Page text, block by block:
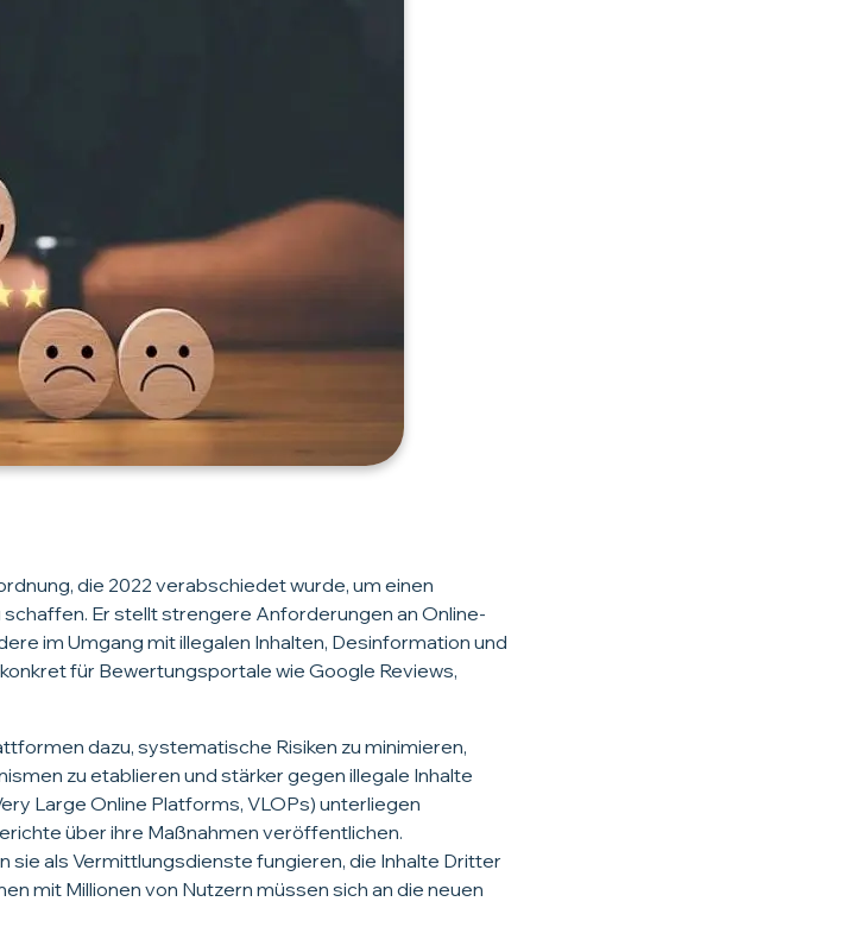
die 2022 verabschiedet wurde, um einen
Er stellt strengere Anforderungen an Online-
im Umgang mit illegalen Inhalten, Desinformation und
für Bewertungsportale wie Google Reviews,
dazu, systematische Risiken zu minimieren,
zu etablieren und stärker gegen illegale Inhalte
Large Online Platforms, VLOPs) unterliegen
über ihre Maßnahmen veröffentlichen.
sie als Vermittlungsdienste fungieren, die Inhalte Dritter
mit Millionen von Nutzern müssen sich an die neuen